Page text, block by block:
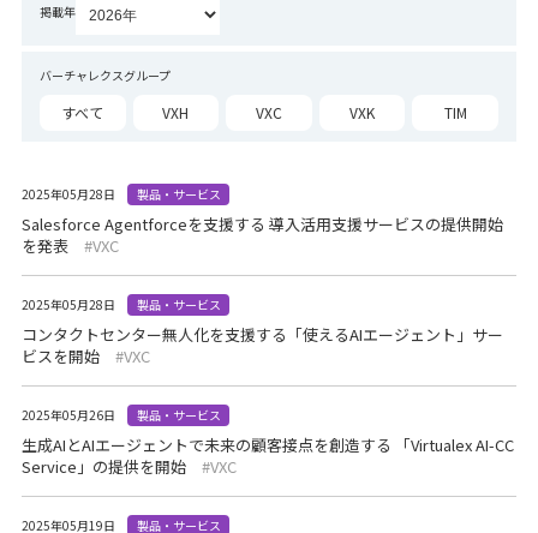
掲載年
バーチャレクスグループ
すべて VXH VXC VXK TIM
2025年05月28日 製品・サービス
Salesforce Agentforceを支援する 導入活用支援サービスの提供開始
を発表
VXC
2025年05月28日 製品・サービス
コンタクトセンター無人化を支援する「使えるAIエージェント」サー
ビスを開始
VXC
2025年05月26日 製品・サービス
生成AIとAIエージェントで未来の顧客接点を創造する 「Virtualex AI-CC
Service」の提供を開始
VXC
2025年05月19日 製品・サービス